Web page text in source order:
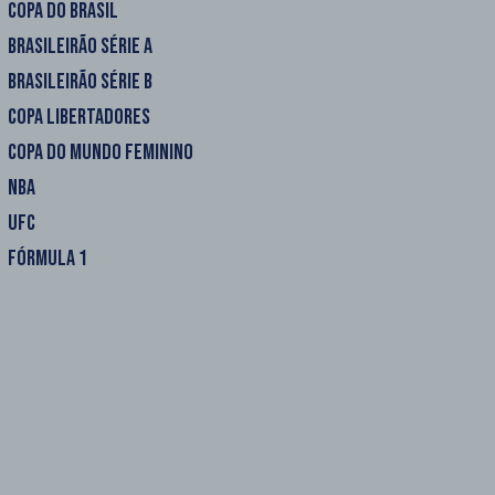
COPA DO BRASIL
BRASILEIRÃO SÉRIE A
BRASILEIRÃO SÉRIE B
COPA LIBERTADORES
COPA DO MUNDO FEMININO
NBA
UFC
FÓRMULA 1